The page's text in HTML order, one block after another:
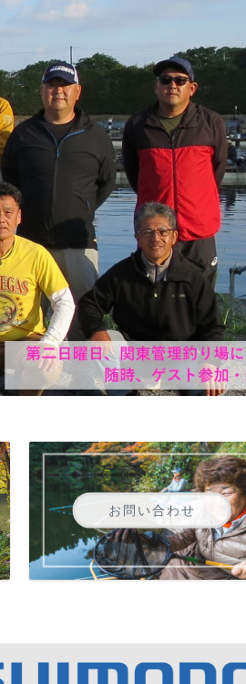
お問い合わせ